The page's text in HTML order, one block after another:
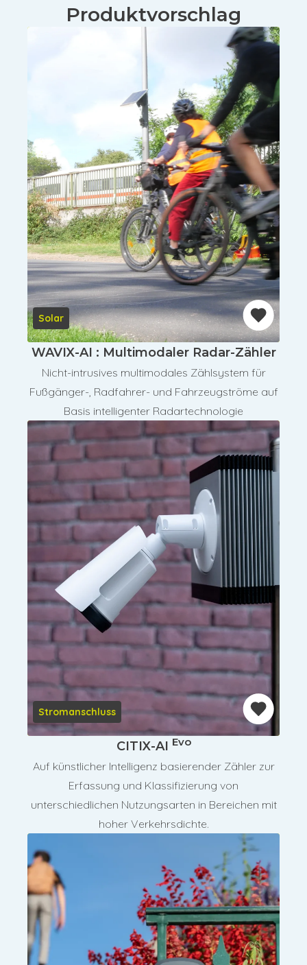
Produktvorschlag
Solar
WAVIX-AI : Multimodaler Radar-Zähler
Nicht-intrusives multimodales Zählsystem für
Fußgänger-, Radfahrer- und Fahrzeugströme auf
Basis intelligenter Radartechnologie
Stromanschluss
CITIX-AI Evo
Auf künstlicher Intelligenz basierender Zähler zur
Erfassung und Klassifizierung von
unterschiedlichen Nutzungsarten in Bereichen mit
hoher Verkehrsdichte.